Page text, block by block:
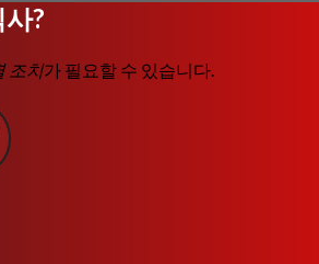
?
조치가 필요할 수 있습니다.